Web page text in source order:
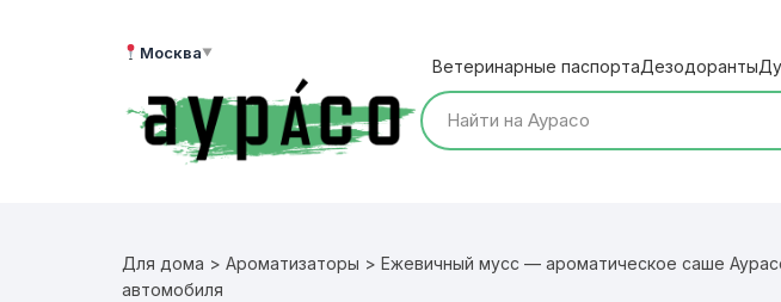
Москва▼
Ветеринарные паспортаДезодоранты
Для дома > Ароматизаторы > Ежевичный мусс — ароматическое саше
автомобиля